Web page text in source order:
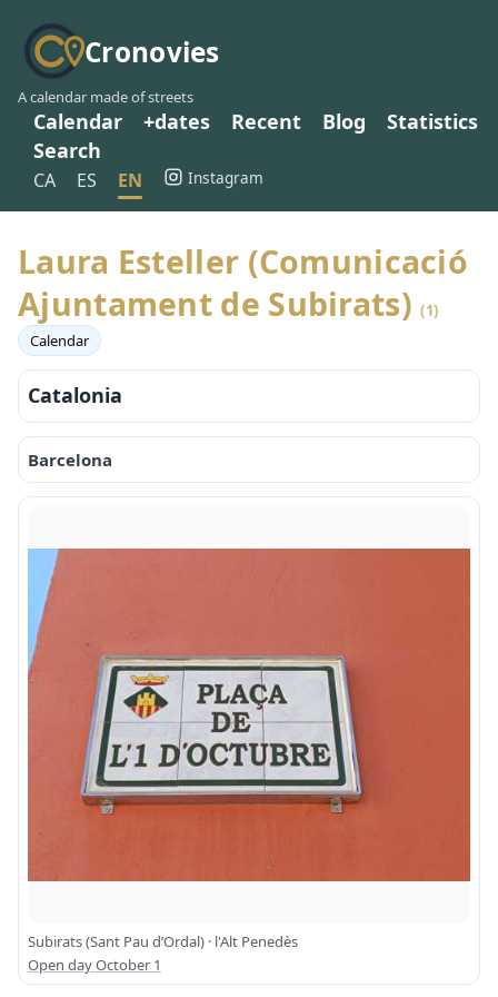
Cronovies
A calendar made of streets
Calendar +dates Recent Blog
Statistics
Search
CA ES EN Instagram
Laura Esteller (Comunicació
Ajuntament de Subirats)(1)
Calendar
Catalonia
Barcelona
Subirats (Sant Pau d’Ordal) · l'Alt Penedès
Open day October 1